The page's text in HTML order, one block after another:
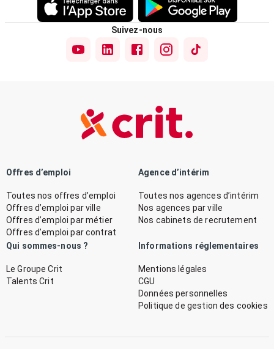
Suivez-nous
Offres d’emploi
Toutes nos offres d’emploi
Offres d’emploi par ville
Offres d’emploi par métier
Offres d’emploi par contrat
Agence d’intérim
Toutes nos agences d’intérim
Nos agences par ville
Nos cabinets de recrutement
Qui sommes-nous ?
Le Groupe Crit
Talents Crit
Informations réglementaires
Mentions légales
CGU
Données personnelles
Politique de gestion des cookies